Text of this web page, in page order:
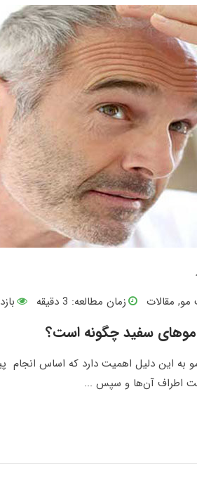
مو, مقالات زمان مطالعه: 3 دقیقه
موهای سفید چگونه است؟
به این دلیل اهمیت دارد که اساس انجام
اطراف آن‌ها و سپس ...